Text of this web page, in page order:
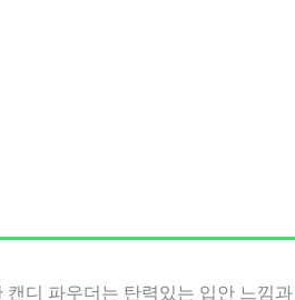
디 파우더는 탄력있는 입안 느낌